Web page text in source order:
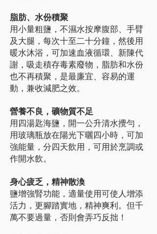
脂肪、水份積聚
用小量粗鹽，不濕水按摩腹部、手臂
及大腿，每次十至二十分鐘，然後用
暖水沐浴，可加速血液循環、新陳代
謝，吸走積存毒素廢物，脂肪和水份
也不再積聚，是最廉宜、容易的運
動，兼收減肥之效。
營養不良，礦物質不足
用四湯匙海鹽，開一公升清水攪勻，
用玻璃瓶放在陽光下曬四小時，可加
強能量，分四天飲用，可用於烹調或
作開水飲。
身心疲乏，精神散渙
鹽增強腎功能，適量使用可使人增添
活力，更腳踏實地，精神爽利。但千
萬不要過量，否則會弄巧反拙！